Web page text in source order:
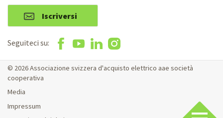
Iscriversi
Seguiteci su:
© 2026 Associazione svizzera d'acquisto elettrico aae società
cooperativa
Media
Impressum